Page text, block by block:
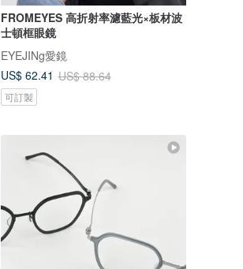
FROMEYES 高折射率濾藍光×板材波
士頓框眼鏡
EYEJINg愛鏡
US$ 62.41 US$ 88.64
可訂製